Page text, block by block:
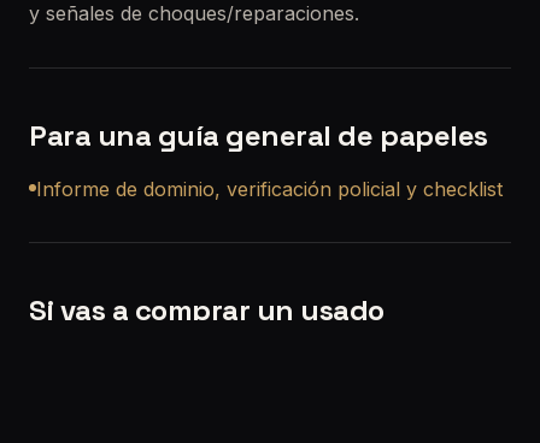
y señales de choques/reparaciones.
Para una guía general de papeles
Informe de dominio, verificación policial y checklist
Si vas a comprar un usado